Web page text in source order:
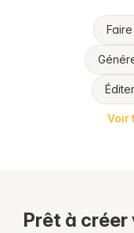
Voir
Prêt à créer